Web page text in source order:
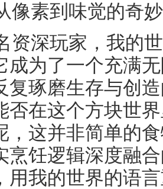
像素到味觉的奇
资深玩家，我的
成为了一个充满
复琢磨生存与创
否在这个方块世
，这并非简单的
烹饪逻辑深度融
用我的世界的语